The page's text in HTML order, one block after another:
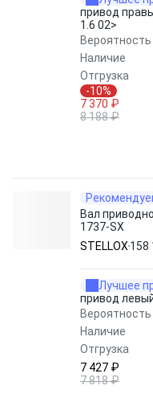
привод
1.6 02>
Вероятность
Наличие
Отгрузка
-10%
7 370 ₽
8 188 ₽
Вал
1737-SX
STELLOX 158
Лучшее
привод
Вероятность
Наличие
Отгрузка
7 427 ₽
7 818 ₽